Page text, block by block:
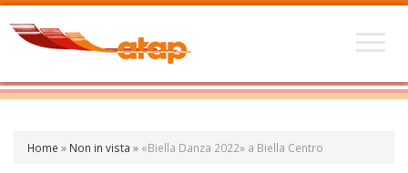
Home » Non in vista » «Biella Danza 2022» a Biella Centro